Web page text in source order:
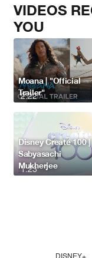
VIDEOS
YOU
2:22
Moana | "Official
Trailer"
1:23
Disney Create 100 |
Sabyasachi
Mukherjee